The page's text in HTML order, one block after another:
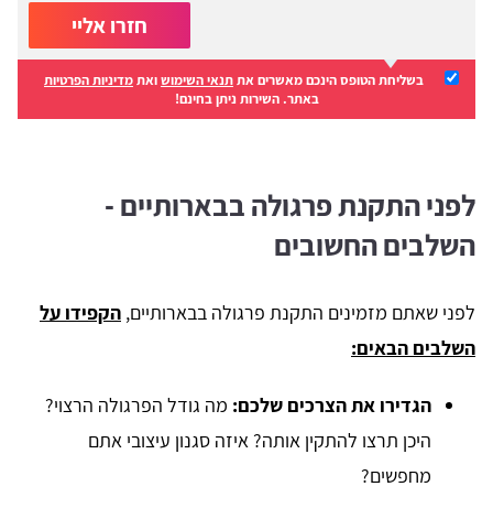
חזרו אליי
בשליחת הטופס הינכם מאשרים אתתנאי השימושואתמדיניות הפרטיות
באתר. השירות ניתן בחינם!
לפני התקנת פרגולה בבארותיים -
השלבים החשובים
לפני שאתם מזמינים התקנת פרגולה בבארותיים, הקפידו על
השלבים הבאים:
הגדירו את הצרכים שלכם: מה גודל הפרגולה הרצוי?
היכן תרצו להתקין אותה? איזה סגנון עיצובי אתם
מחפשים?